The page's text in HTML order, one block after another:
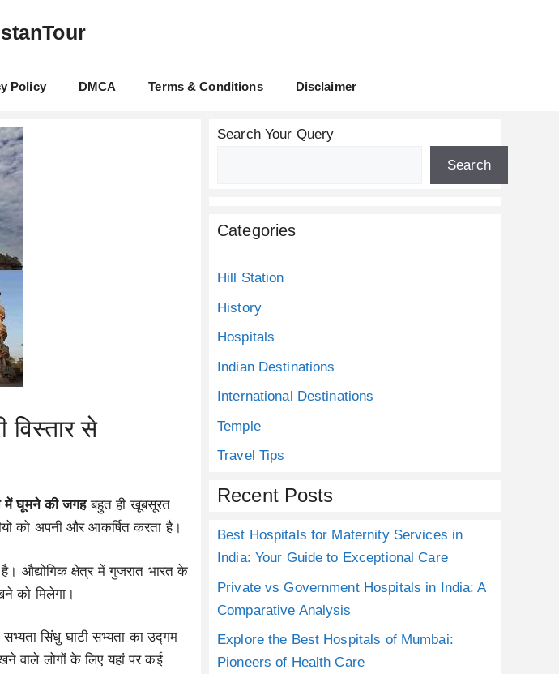
Policy DMCA Terms & Conditions Disclaimer
से
में घूमने की जगहबहुत ही खूबसूरत
को अपनी और आकर्षित करता है।
औद्योगिक क्षेत्र में गुजरात भारत के
को मिलेगा।
सिंधु घाटी सभ्यता का उद्गम
वाले लोगों के लिए यहां पर कई
Search Your Query
Search
Categories
Hill Station
History
Hospitals
Indian Destinations
International Destinations
Temple
Travel Tips
Recent Posts
Best Hospitals for Maternity Services in
India: Your Guide to Exceptional Care
Private vs Government Hospitals in India: A
Comparative Analysis
Explore the Best Hospitals of Mumbai:
Pioneers of Health Care